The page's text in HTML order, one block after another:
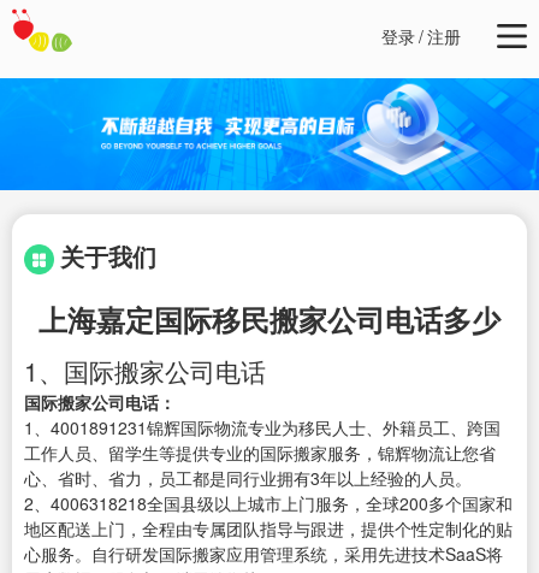
登录/注册
关于我们
上海嘉定国际移民搬家公司电话多少
1、国际搬家公司电话
国际搬家公司电话：
1、4001891231锦辉国际物流专业为移民人士、外籍员工、跨国
工作人员、留学生等提供专业的国际搬家服务，锦辉物流让您省
心、省时、省力，员工都是同行业拥有3年以上经验的人员。
2、4006318218全国县级以上城市上门服务，全球200多个国家和
地区配送上门，全程由专属团队指导与跟进，提供个性定制化的贴
心服务。自行研发国际搬家应用管理系统，采用先进技术SaaS将